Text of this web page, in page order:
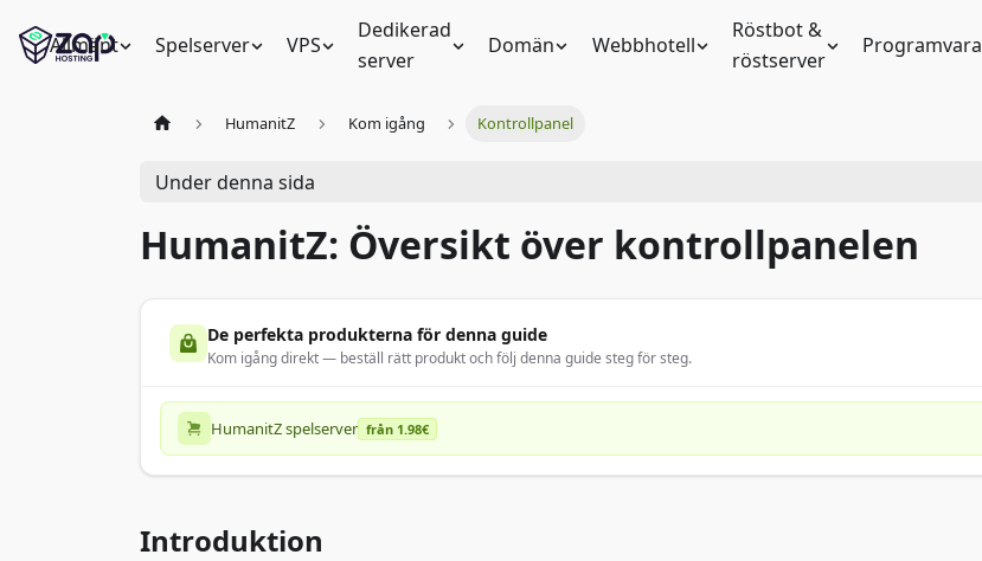
Allmänt Spelserver VPS
Dedikerad
server
Domän Webbhotell
Röstbot &
röstserver
Programvara
HumanitZ Kom igång Kontrollpanel
Under denna sida
HumanitZ: Översikt över kontrollpanelen
De perfekta produkterna för denna guide
Kom igång direkt — beställ rätt produkt och följ denna guide steg för steg.
HumanitZ spelserver från 1.98€
Introduktion